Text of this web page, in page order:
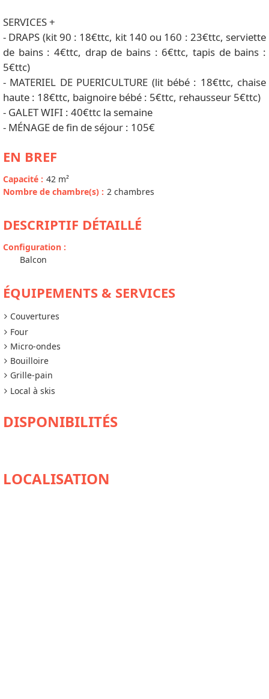
SERVICES +
- DRAPS (kit 90 : 18€ttc, kit 140 ou 160 : 23€ttc, serviette
de bains : 4€ttc, drap de bains : 6€ttc, tapis de bains :
5€ttc)
- MATERIEL DE PUERICULTURE (lit bébé : 18€ttc, chaise
haute : 18€ttc, baignoire bébé : 5€ttc, rehausseur 5€ttc)
- GALET WIFI : 40€ttc la semaine
- MÉNAGE de fin de séjour : 105€
EN BREF
Capacité : 42 m²
Nombre de chambre(s) : 2 chambres
DESCRIPTIF DÉTAILLÉ
Configuration :
Balcon
ÉQUIPEMENTS & SERVICES
Couvertures
Four
Micro-ondes
Bouilloire
Grille-pain
Local à skis
DISPONIBILITÉS